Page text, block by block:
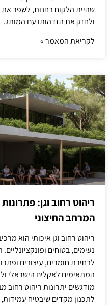
שהיית הלקוח בחנות, לשפר
ולחזק את הזדהותו עם המותג.
לקריאת המאמר »
ריהוט רחוב וגן:
המרחב החיצוני
ריהוט רחוב וגן איכותי הוא
נעימים, בטוחים
לבחירת חומרים, עיצובים
המתאימים לאקלים הישראלי
מודגשים יתרונות ריהוט רחוב
לתכנון מקדים שיבטיח